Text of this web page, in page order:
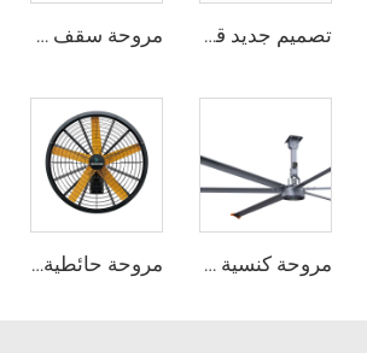
تصميم جديد قطر 35 بوصة (0.9 متر) يمكن ضبط رش الهواء يمينًا ويسارًا، مروحة رذاذ صناعية للرذاذ والماء مروحة سقف تجارية ذات شفرات من الألمنيوم بسرعات منخفضة قطرها 3.7 متر (12 قدمًا)، لون نحاسي فضي، مناسبة للفنادق
مروحة كنسية مقاس 24 قدم HVLS 7.3 متر مروحة سقف صناعية كهربائية كبيرة للتهوية مروحة حائطية بسرعة عالية مراوح صناعية مستقرة على الحائط بسرعة عالية لمخازن المستودعات